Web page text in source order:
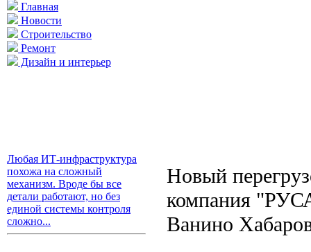
Главная
Новости
Строительство
Ремонт
Дизайн и интерьер
Любая ИТ-инфраструктура
похожа на сложный
механизм. Вроде бы все
детали работают, но без
единой системы контроля
сложно...
Новый
компания
Ванино